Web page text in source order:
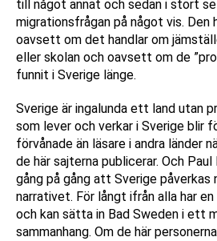
till något annat och sedan i stort
migrationsfrågan på något vis. Den
oavsett om det handlar om
eller skolan och oavsett om de
funnit i Sverige länge.
Sverige är ingalunda ett land utan
som lever och verkar i Sverige blir
förvånade än läsare i andra länder
de här sajterna publicerar. Och
gång på gång att Sverige
narrativet. För långt ifrån alla har
och kan sätta in Bad Sweden i ett
sammanhang. Om de här